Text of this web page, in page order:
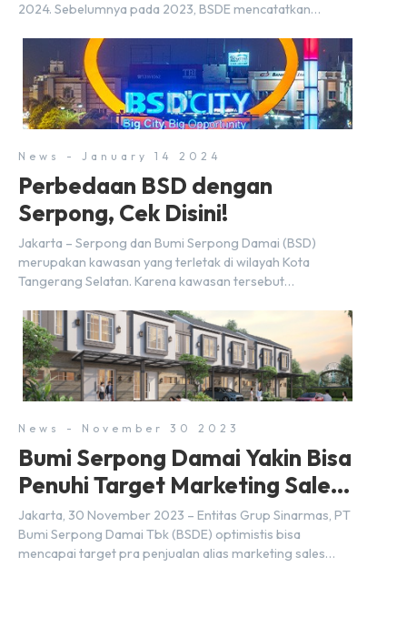
2024. Sebelumnya pada 2023, BSDE mencatatkan
melampaui target prapenjualan sebesar Rp8,80 triliun.
Menurut Direktur BSDE Hermawan Wijaya menghadapi
2024, kondisi ekonomi global maupun nasional dapat
memengaruhi pertimbangan masyarakat untuk membeli
rumah maupun investasi di sektor […]
News - January 14 2024
Perbedaan BSD dengan
Serpong, Cek Disini!
Jakarta – Serpong dan Bumi Serpong Damai (BSD)
merupakan kawasan yang terletak di wilayah Kota
Tangerang Selatan. Karena kawasan tersebut
kita yang mengira kedua wilayah ini merupakan tempat
yang sama. Padahal anggapan tersebut kurang tepat.
Sebab Serpong dan BSD merupakan dua kawasan yang
berbeda. Berikut penjelasannya. Baca Juga: […]
News - November 30 2023
Bumi Serpong Damai Yakin Bisa
Penuhi Target Marketing Sales
Tahun 2023
Jakarta, 30 November 2023 – Entitas Grup Sinarmas, PT
Bumi Serpong Damai Tbk (BSDE) optimistis bisa
mencapai target pra penjualan alias marketing sales